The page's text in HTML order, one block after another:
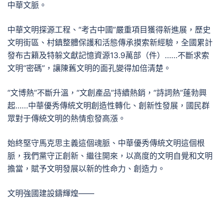
中華文脈。
中華文明探源工程、“考古中國”嚴重項目獲得新進展，歷史
文明街區、村鎮整體保護和活態傳承摸索新經驗，全國累計
發布古籍及特躲文獻記憶資源13.9萬部（件）……不斷求索
文明“密碼”，讓陳舊文明的面孔變得加倍清楚。
“文博熱”不斷升溫，“文創產品”持續熱銷，“詩詞熱”蓬勃興
起……中華優秀傳統文明創造性轉化、創新性發展，國民群
眾對于傳統文明的熱情愈發高漲。
始終堅守馬克思主義這個魂脈、中華優秀傳統文明這個根
脈，我們黨守正創新、繼往開來，以高度的文明自覺和文明
擔當，賦予文明發展以新的性命力、創造力。
文明強國建設鑄輝煌——